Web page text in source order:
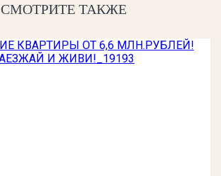
СМОТРИТЕ ТАКЖЕ